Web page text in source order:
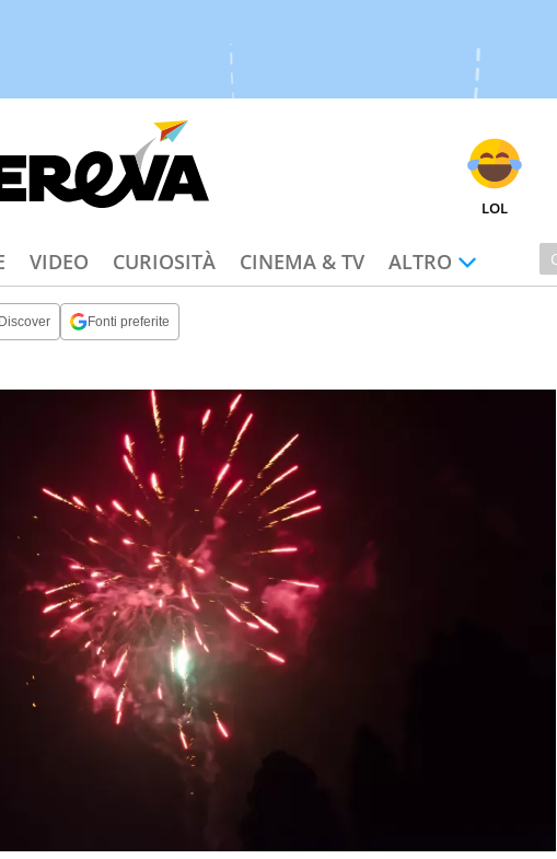
LOL
VIDEO CURIOSITÀ CINEMA & TV ALTRO
Fonti preferite